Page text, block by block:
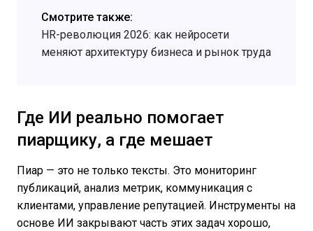
Смотрите также:
HR-революция 2026: как нейросети
меняют архитектуру бизнеса и рынок труда
Где ИИ реально помогает
пиарщику, а где мешает
Пиар — это не только тексты. Это мониторинг
публикаций, анализ метрик, коммуникация с
клиентами, управление репутацией. Инструменты на
основе ИИ закрывают часть этих задач хорошо,